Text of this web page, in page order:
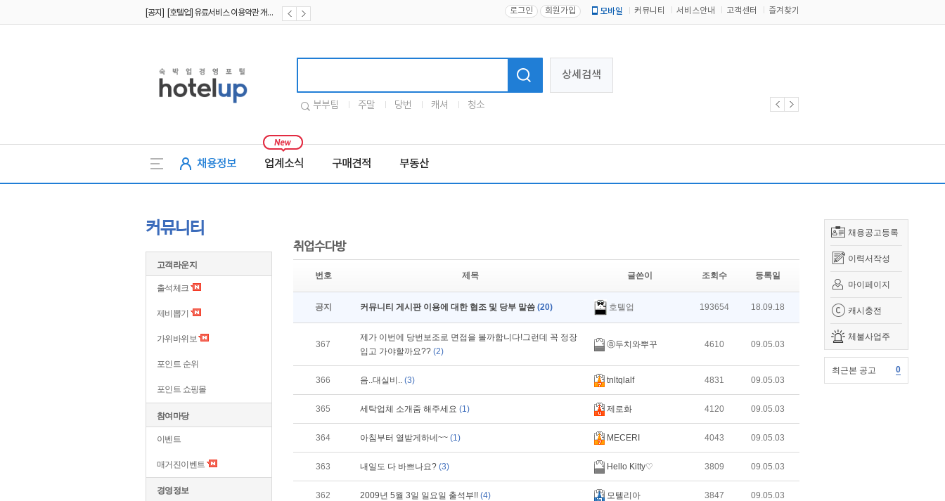
[공지] [호텔업] 유료서비스 이용약관 개정본2 (19.09.02) 로그인 회원가입 모바일 커뮤니티 서비스안내 고객센터 즐겨찾기
상세검색
부부팀 주말 당번 캐셔 청소
채용정보 업계소식 구매견적 부동산
채용공고등록
이력서작성
마이페이지
캐시충전
체불사업주
최근본 공고 0
커뮤니티
고객라운지
출석체크
제비뽑기
가위바위보
포인트 순위
포인트 쇼핑몰
참여마당
이벤트
매거진이벤트
경영정보
취업수다방
번호 제목 글쓴이 조회수 등록일
공지 커뮤니티 게시판 이용에 대한 협조 및 당부 말씀 (20) 호텔업 193654 18.09.18
367
제가 이번에 당번보조로 면접을 볼까합니다!그런데 꼭 정장
입고 가야할까요?? (2)
ⓐ두치와뿌꾸 4610 09.05.03
366 음..대실비.. (3) tnltqlalf 4831 09.05.03
365 세탁업체 소개줌 해주세요 (1) 제로화 4120 09.05.03
364 아침부터 열받게하네~~ (1) MECERI 4043 09.05.03
363 내일도 다 바쁘나요? (3) Hello Kitty♡ 3809 09.05.03
362 2009년 5월 3일 일요일 출석부!! (4) 모텔리아 3847 09.05.03